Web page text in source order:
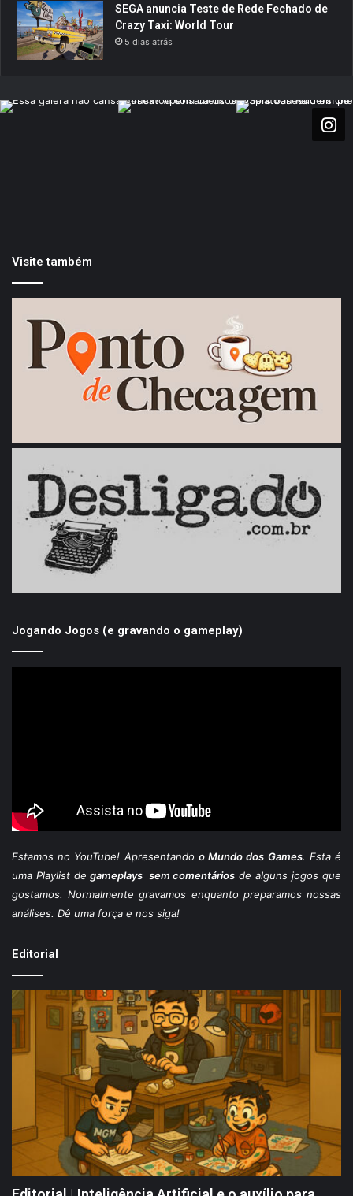
SEGA anuncia Teste de Rede Fechado de
Crazy Taxi: World Tour
5 dias atrás
Visite também
Jogando Jogos (e gravando o gameplay)
Estamosno YouTube! Apresentando o Mundo dos Games. Esta é
uma Playlist de gameplays sem comentários de alguns jogos que
gostamos. Normalmente gravamos enquanto preparamos nossas
análises. Dê uma força e nos siga!
Editorial